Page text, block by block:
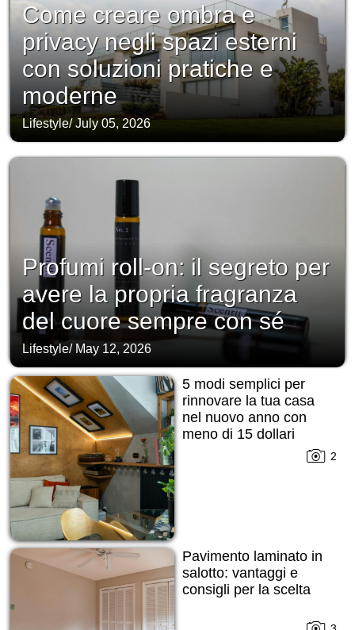
Come creare ombra e
privacy negli spazi esterni
con soluzioni pratiche e
moderne
Lifestyle/July 05, 2026
Profumi roll-on: il segreto per
avere la propria fragranza
del cuore sempre con sé
Lifestyle/ May 12, 2026
5 modi semplici per
rinnovare la tua casa
nel nuovo anno con
meno di 15 dollari
2
Pavimento laminato in
salotto: vantaggi e
consigli per la scelta